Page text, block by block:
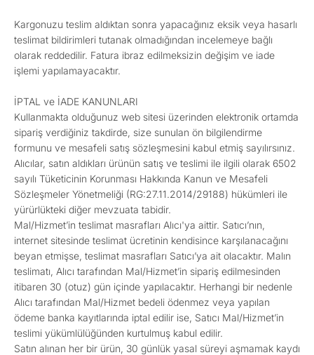
Kargonuzu teslim aldıktan sonra yapacağınız eksik veya hasarlı
teslimat bildirimleri tutanak olmadığından incelemeye bağlı
olarak reddedilir. Fatura ibraz edilmeksizin değişim ve iade
işlemi yapılamayacaktır.
İPTAL ve İADE KANUNLARI
Kullanmakta olduğunuz web sitesi üzerinden elektronik ortamda
sipariş verdiğiniz takdirde, size sunulan ön bilgilendirme
formunu ve mesafeli satış sözleşmesini kabul etmiş sayılırsınız.
Alıcılar, satın aldıkları ürünün satış ve teslimi ile ilgili olarak 6502
sayılı Tüketicinin Korunması Hakkında Kanun ve Mesafeli
Sözleşmeler Yönetmeliği (RG:27.11.2014/29188) hükümleri ile
yürürlükteki diğer mevzuata tabidir.
Mal/Hizmet’in teslimat masrafları Alıcı'ya aittir. Satıcı’nın,
internet sitesinde teslimat ücretinin kendisince karşılanacağını
beyan etmişse, teslimat masrafları Satıcı’ya ait olacaktır. Malın
teslimatı, Alıcı tarafından Mal/Hizmet’in sipariş edilmesinden
itibaren 30 (otuz) gün içinde yapılacaktır. Herhangi bir nedenle
Alıcı tarafından Mal/Hizmet bedeli ödenmez veya yapılan
ödeme banka kayıtlarında iptal edilir ise, Satıcı Mal/Hizmet’in
teslimi yükümlülüğünden kurtulmuş kabul edilir.
Satın alınan her bir ürün, 30 günlük yasal süreyi aşmamak kaydı